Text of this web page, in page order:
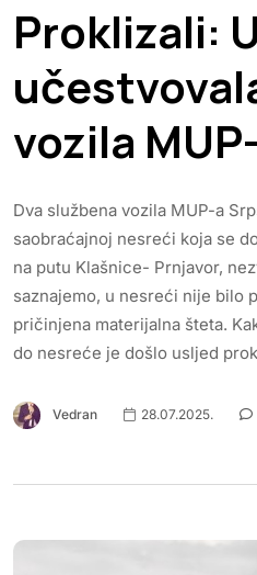
Proklizali:
vozila
Dva službena vozila MUP-a
saobraćajnoj nesreći koja se
na putu Klašnice- Prnjavor,
saznajemo, u nesreći nije bilo
pričinjena materijalna šteta.
do nesreće je došlo usljed
Vedran 28.07.2025.